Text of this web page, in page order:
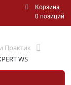
Корзина
0 позиций
Практик
WS